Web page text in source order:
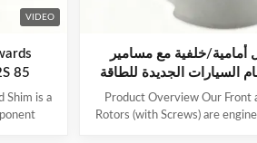
أمامية/خلفية مع مسامير
السيارات الجديدة للطاقة
Product Overview Our Front
Rotors (with Screws) are
VIDEO
85
Shim is a